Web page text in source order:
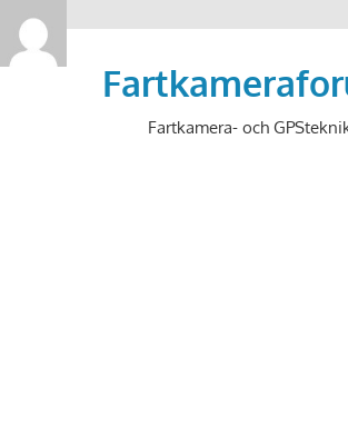
Hoppa
till
Fartkamera- och